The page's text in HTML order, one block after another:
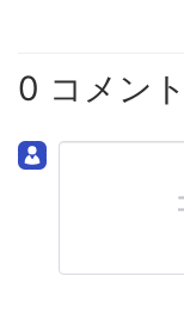
0 コメント